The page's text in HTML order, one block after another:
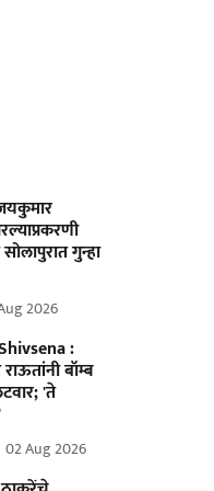
गुन्हा
2026
:
बॉम्ब
'ते
02 Aug 2026